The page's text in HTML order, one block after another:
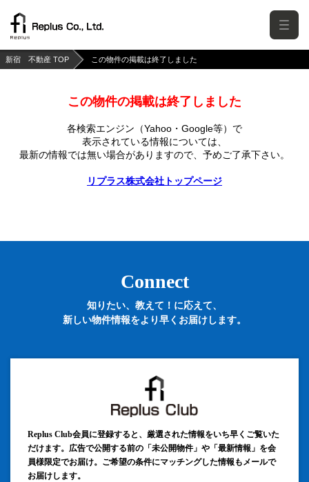
新宿 不動産 TOP この物件の掲載は終了しました
この物件の掲載は終了しました
各検索エンジン（Yahoo・Google等）で
表示されている情報については、
最新の情報では無い場合がありますので、 予めご了承下さい。
リプラス株式会社トップページ
Connect
知りたい、教えて！に応えて、
新しい物件情報をより早くお届けします。
Replus Club会員に登録すると、厳選された情報をいち早くご覧いた
だけます。広告で公開する前の「未公開物件」や「最新情報」を会
員様限定でお届け。ご希望の条件にマッチングした情報もメールで
お届けします。